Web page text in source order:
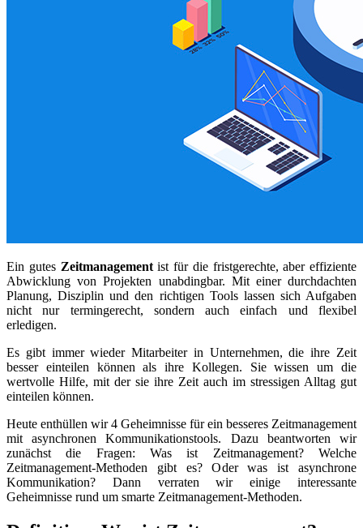
Ein gutes Zeitmanagementist für die fristgerechte, aber effiziente
Abwicklung von Projekten unabdingbar. Mit einer durchdachten
Planung, Disziplin und den richtigen Tools lassen sich Aufgaben
nicht nur termingerecht, sondern auch einfach und flexibel
erledigen.
Es gibt immer wieder Mitarbeiter in Unternehmen, die ihre Zeit
besser einteilen können als ihre Kollegen. Sie wissen um die
wertvolle Hilfe, mit der sie ihre Zeit auch im stressigen Alltag gut
einteilen können.
Heute enthüllen wir 4 Geheimnisse für ein besseres Zeitmanagement
mit asynchronen Kommunikationstools. Dazu beantworten wir
zunächst die Fragen: Was ist Zeitmanagement? Welche
Zeitmanagement-Methoden gibt es? Oder was ist asynchrone
Kommunikation? Dann verraten wir einige interessante
Geheimnisse rund um smarte Zeitmanagement-Methoden.